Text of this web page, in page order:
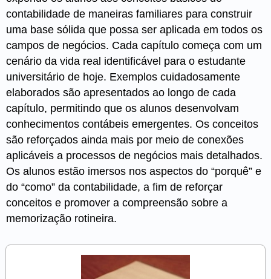
contabilidade de maneiras familiares para construir
uma base sólida que possa ser aplicada em todos os
campos de negócios. Cada capítulo começa com um
cenário da vida real identificável para o estudante
universitário de hoje. Exemplos cuidadosamente
elaborados são apresentados ao longo de cada
capítulo, permitindo que os alunos desenvolvam
conhecimentos contábeis emergentes. Os conceitos
são reforçados ainda mais por meio de conexões
aplicáveis a processos de negócios mais detalhados.
Os alunos estão imersos nos aspectos do “porquê” e
do “como” da contabilidade, a fim de reforçar
conceitos e promover a compreensão sobre a
memorização rotineira.